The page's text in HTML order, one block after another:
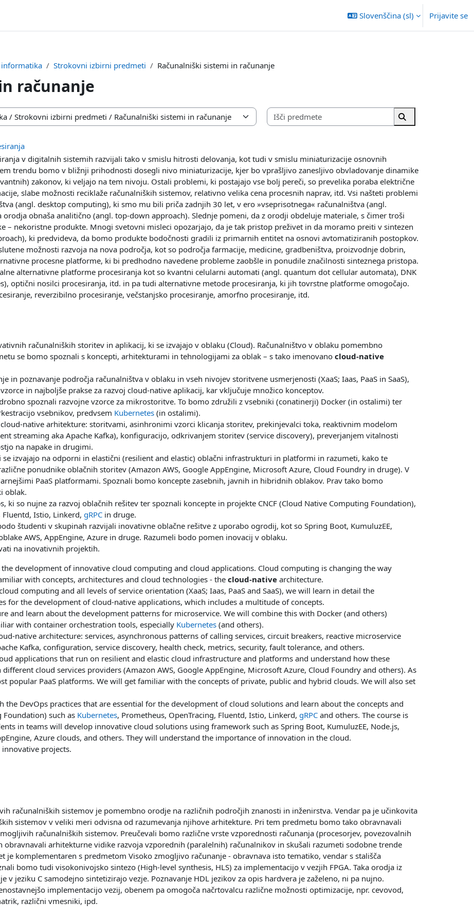
Slovenščina ‎(sl)‎ Prijavite se
informatika Strokovni izbirni predmeti Računalniški sistemi in računanje
računanje
Išči predmete
Išči predmete
v digitalnih sistemih razvijali tako v smislu hitrosti delovanja, kot tudi v smislu miniaturizacije osnovnih
trendu bomo v bližnji prihodnosti dosegli nivo miniaturizacije, kjer bo vprašljivo zanesljivo obvladovanje dinamike
zakonov, ki veljajo na tem nivoju. Ostali problemi, ki postajajo vse bolj pereči, so prevelika poraba električne
slabe možnosti reciklaže računalniških sistemov, relativno velika cena procesnih naprav, itd. Vsi našteti problemi
(angl. desktop computing), ki smo mu bili priča zadnjih 30 let, v ero »vseprisotnega« računalništva (angl.
obnaša analitično (angl. top-down approach). Slednje pomeni, da z orodji obdeluje materiale, s čimer troši
– nekoristne produkte. Mnogi svetovni misleci opozarjajo, da je tak pristop preživet in da moramo preiti v sintezen
ki predvideva, da bomo produkte bodočnosti gradili iz primarnih entitet na osnovi avtomatiziranih postopkov.
možnosti razvoja na nova področja, kot so področja farmacije, medicine, gradbeništva, proizvodnje dobrin,
procesne platforme, ki bi predhodno navedene probleme zaobšle in ponudile značilnosti sinteznega pristopa.
alternativne platforme procesiranja kot so kvantni celularni automati (angl. quantum dot cellular automata), DNK
optični nosilci procesiranja, itd. in pa tudi alternativne metode procesiranja, ki jih tovrstne platforme omogočajo.
reverzibilno procesiranje, večstanjsko procesiranje, amorfno procesiranje, itd.
računalniških storitev in aplikacij, ki se izvajajo v oblaku (Cloud). Računalništvo v oblaku pomembno
se bomo spoznali s koncepti, arhitekturami in tehnologijami za oblak – s tako imenovanocloud-native
in poznavanje področja računalništva v oblaku in vseh nivojev storitvene usmerjenosti (XaaS; Iaas, PaaS in SaaS),
in najboljše prakse za razvoj cloud-native aplikacij, kar vključuje množico konceptov.
spoznali razvojne vzorce za mikrostoritve. To bomo združili z vsebniki (conatinerji) Docker (in ostalimi) ter
vsebnikov, predvsem Kubernetes (in ostalimi).
native arhitekture: storitvami, asinhronimi vzorci klicanja storitev, prekinjevalci toka, reaktivnim modelom
streaming aka Apache Kafka), konfiguracijo, odkrivanjem storitev (service discovery), preverjanjem vitalnosti
na napake in drugimi.
izvajajo na odporni in elastični (resilient and elastic) oblačni infrastrukturi in platformi in razumeti, kako te
ponudnike oblačnih storitev (Amazon AWS, Google AppEngine, Microsoft Azure, Cloud Foundry in druge). V
PaaS platformami. Spoznali bomo koncepte zasebnih, javnih in hibridnih oblakov. Prav tako bomo
oblak.
ki so nujne za razvoj oblačnih rešitev ter spoznali koncepte in projekte CNCF (Cloud Native Computing Foundation),
Fluentd, Istio, Linkerd,gRPC in druge.
študenti v skupinah razvijali inovativne oblačne rešitve z uporabo ogrodij, kot so Spring Boot, KumuluzEE,
AWS, AppEngine, Azure in druge. Razumeli bodo pomen inovacij v oblaku.
na inovativnih projektih.
development of innovative cloud computing and cloud applications. Cloud computing is changing the way
with concepts, architectures and cloud technologies - thecloud-native architecture.
computing and all levels of service orientation (XaaS; Iaas, PaaS and SaaS), we will learn in detail the
for the development of cloud-native applications, which includes a multitude of concepts.
and learn about the development patterns for microservice. We will combine this with Docker (and others)
with container orchestration tools, especially Kubernetes (and others).
native architecture: services, asynchronous patterns of calling services, circuit breakers, reactive microservice
Kafka, configuration, service discovery, health check, metrics, security, fault tolerance, and others.
applications that run on resilient and elastic cloud infrastructure and platforms and understand how these
cloud services providers (Amazon AWS, Google AppEngine, Microsoft Azure, Cloud Foundry and others). As
popular PaaS platforms. We will get familiar with the concepts of private, public and hybrid clouds. We will also set
DevOps practices that are essential for the development of cloud solutions and learn about the concepts and
Foundation) such as Kubernetes, Prometheus, OpenTracing, Fluentd, Istio, Linkerd,gRPC and others. The course is
in teams will develop innovative cloud solutions using framework such as Spring Boot, KumuluzEE, Node.js,
Azure clouds, and others. They will understand the importance of innovation in the cloud.
projects.
računalniških sistemov je pomembno orodje na različnih področjih znanosti in inženirstva. Vendar pa je učinkovita
sistemov v veliki meri odvisna od razumevanja njihove arhitekture. Pri tem predmetu bomo tako obravnavali
računalniških sistemov. Preučevali bomo različne vrste vzporednosti računanja (procesorjev, povezovalnih
obravnavali arhitekturne vidike razvoja vzporednih (paralelnih) računalnikov in skušali razumeti sodobne trende
je komplementaren s predmetom Visoko zmogljivo računanje - obravnava isto tematiko, vendar s stališča
bomo tudi visokonivojsko sintezo (High-level synthesis, HLS) za implementacijo v vezjih FPGA. Taka orodja iz
v jeziku C samodejno sintetizirajo vezje. Poznavanje HDL jezikov za opis hardvera je zaželeno, ni pa nujno.
implementacijo vezij, obenem pa omogoča načrtovalcu različne možnosti optimizacije, npr. cevovod,
različni vmesniki, ipd.